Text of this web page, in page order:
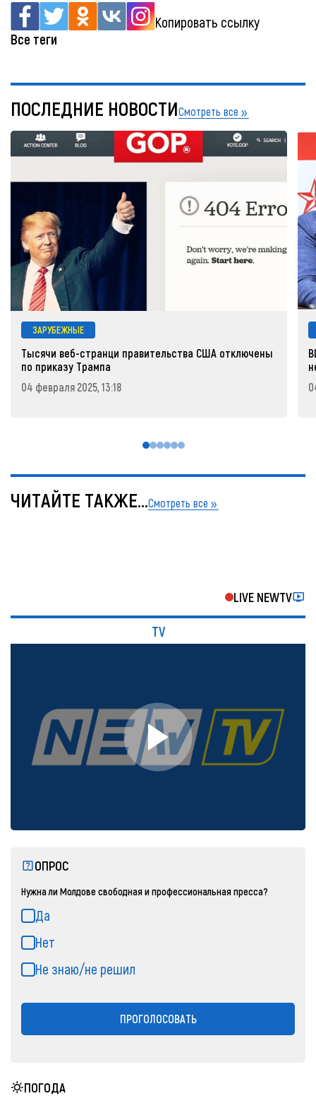
Копировать ссылку
Все теги
ПОСЛЕДНИЕ НОВОСТИСмотреть все
ЗАРУБЕЖНЫЕ
Тысячи веб-странци правительства США отключены
по приказу Трампа
04 февраля 2025, 13:18
ЧИТАЙТЕ ТАКЖЕ...Смотреть все
LIVE NEWTV
TV
ОПРОС
Нужна ли Молдове свободная и профессиональная пресса?
Да
Нет
Не знаю/не решил
ПРОГОЛОСОВАТЬ
ПОГОДА